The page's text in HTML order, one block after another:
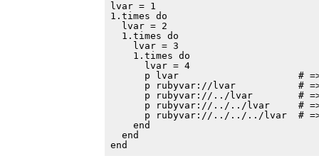
lvar = 1
1.times do
  lvar = 2
  1.times do
    lvar = 3
    1.times do
      lvar = 4
p lvar                     #
p rubyvar://lvar           #
p rubyvar://../lvar        #
p rubyvar://../../lvar     #
p rubyvar://../../../lvar  #
    end
  end